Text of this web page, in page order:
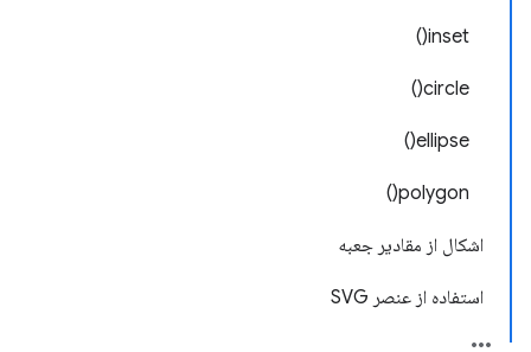
inset()
circle()
ellipse()
polygon()
اشکال از مقادیر جعبه
استفاده از عنصر SVG